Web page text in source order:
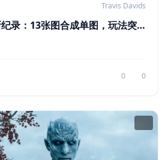
Travis Davids
录：13张图合成单图，玩法突
0 0